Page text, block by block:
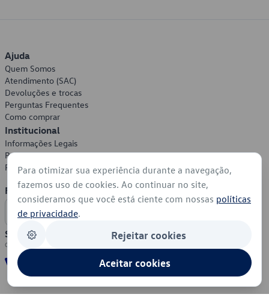
Ajuda
Quem Somos
Atendimento (SAC)
Devoluções e trocas
Perguntas Frequentes
Como comprar
Institucional
Informações Legais
Política de Privacidade
Política de Cookies
Formas de Pagamento
Segurança
Para otimizar sua experiência durante a navegação,
fazemos uso de cookies. Ao continuar no site,
consideramos que você está ciente com nossas políticas
de privacidade.
Rejeitar cookies
Aceitar cookies